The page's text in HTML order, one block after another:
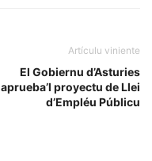
Artículu viniente
El Gobiernu d’Asturies
aprueba’l proyectu de Llei
d’Empléu Públicu